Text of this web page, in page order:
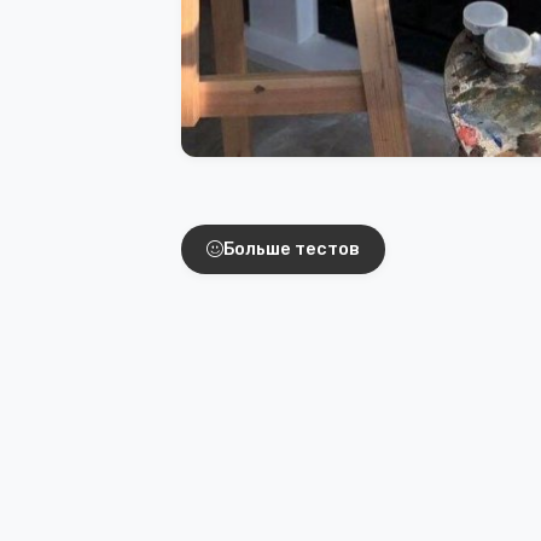
Интересные тесты
Больше тестов